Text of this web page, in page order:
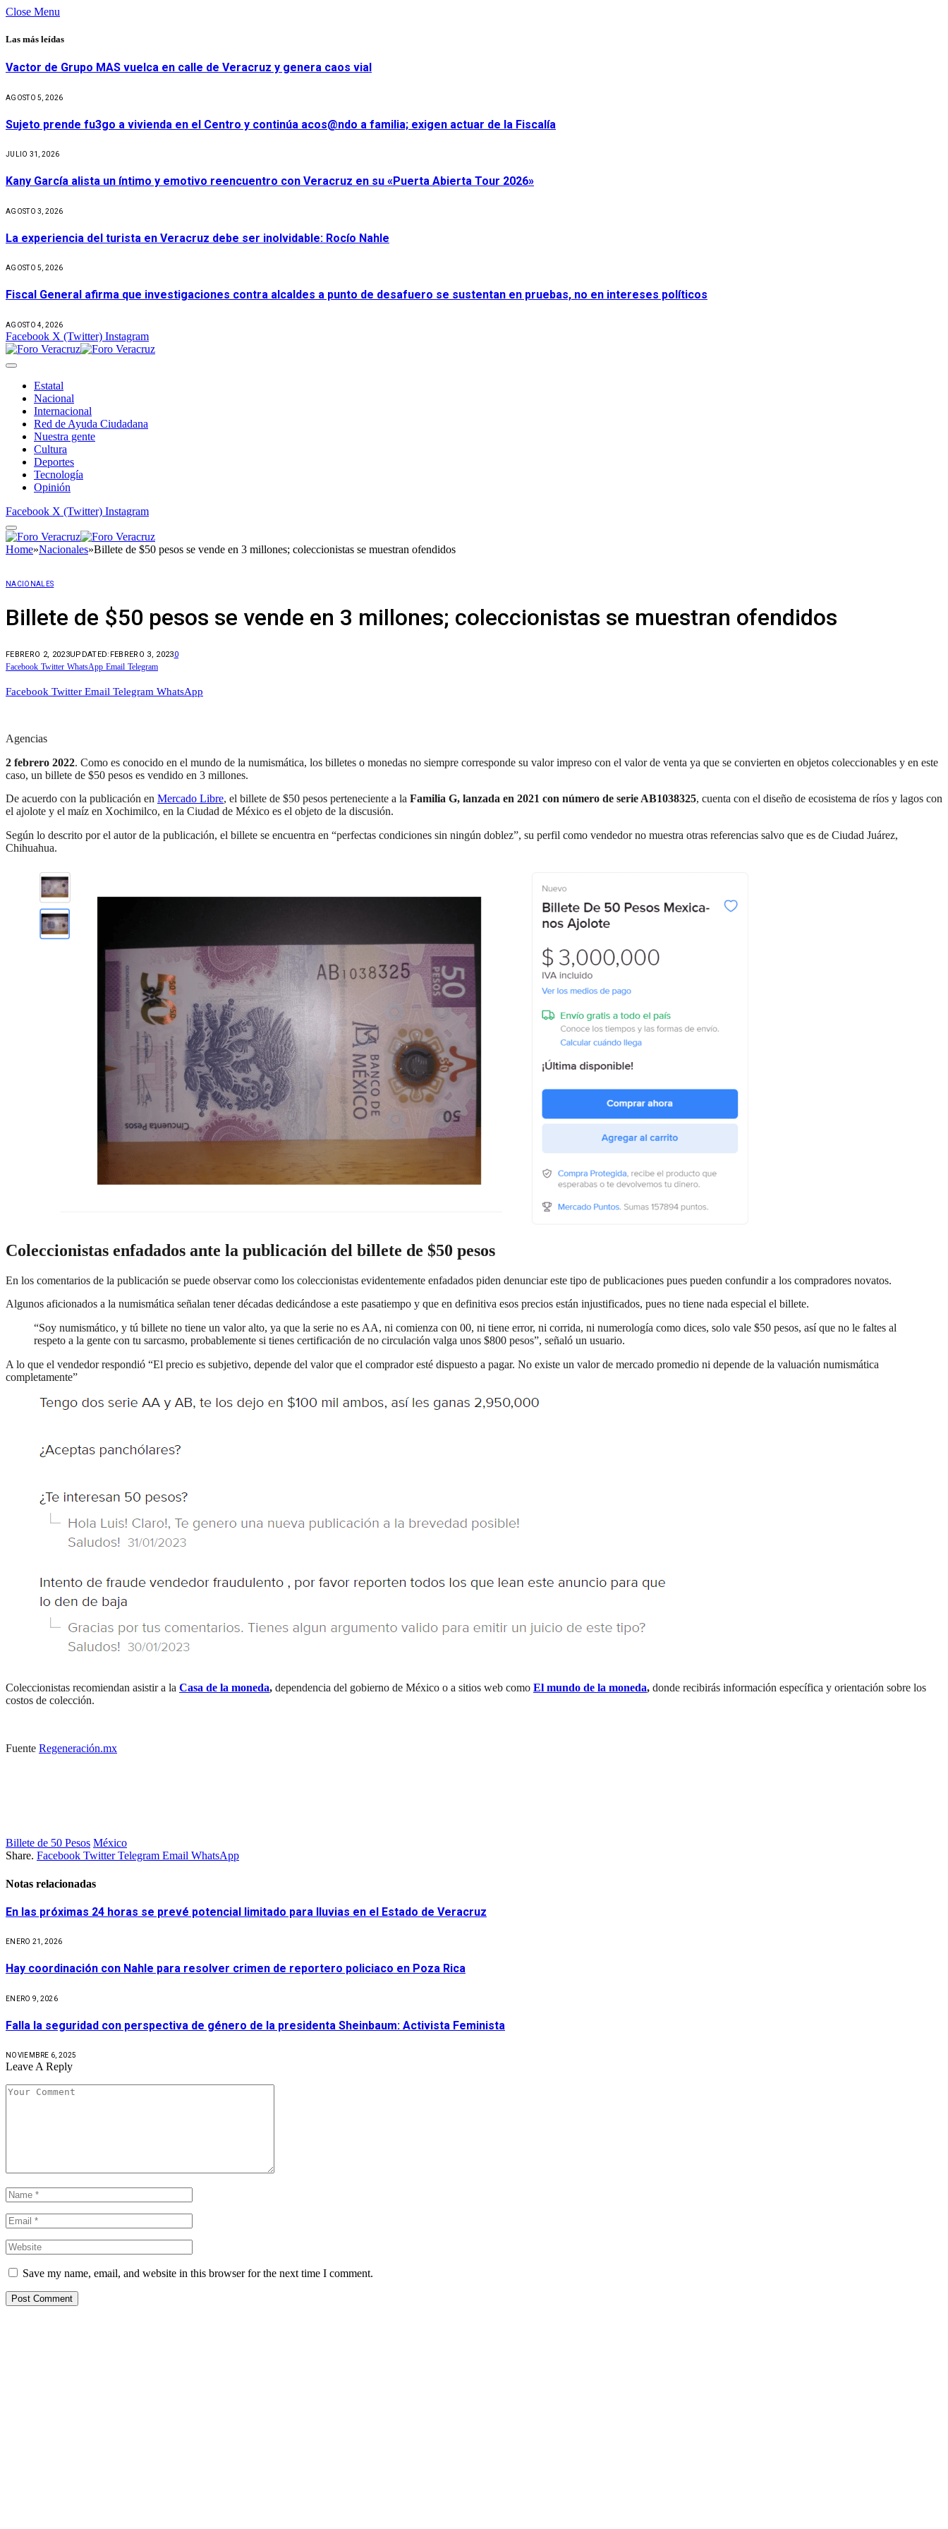
Close Menu
Las más leídas
Vactor de Grupo MAS vuelca en calle de Veracruz y genera caos vial
AGOSTO 5, 2026
Sujeto prende fu3go a vivienda en el Centro y continúa acos@ndo a familia; exigen actuar de la Fiscalía
JULIO 31, 2026
Kany García alista un íntimo y emotivo reencuentro con Veracruz en su «Puerta Abierta Tour 2026»
AGOSTO 3, 2026
La experiencia del turista en Veracruz debe ser inolvidable: Rocío Nahle
AGOSTO 5, 2026
Fiscal General afirma que investigaciones contra alcaldes a punto de desafuero se sustentan en pruebas, no en intereses políticos
AGOSTO 4, 2026
Facebook X (Twitter) Instagram
Estatal
Nacional
Internacional
Red de Ayuda Ciudadana
Nuestra gente
Cultura
Deportes
Tecnología
Opinión
Facebook X (Twitter) Instagram
Home»Nacionales»Billete de $50 pesos se vende en 3 millones; coleccionistas se muestran ofendidos
NACIONALES
Billete de $50 pesos se vende en 3 millones; coleccionistas se muestran ofendidos
FEBRERO 2, 2023UPDATED: FEBRERO 3, 20230
Facebook Twitter WhatsApp Email Telegram
Facebook Twitter Email Telegram WhatsApp
Agencias
2 febrero 2022. Como es conocido en el mundo de la numismática, los billetes o monedas no siempre corresponde su valor impreso con el valor de venta ya que se convierten en objetos coleccionables y en este
caso, un billete de $50 pesos es vendido en 3 millones.
De acuerdo con la publicación en Mercado Libre, el billete de $50 pesos perteneciente a la Familia G, lanzada en 2021 con número de serie AB1038325, cuenta con el diseño de ecosistema de ríos y lagos con
el ajolote y el maíz en Xochimilco, en la Ciudad de México es el objeto de la discusión.
Según lo descrito por el autor de la publicación, el billete se encuentra en “perfectas condiciones sin ningún doblez”, su perfil como vendedor no muestra otras referencias salvo que es de Ciudad Juárez,
Chihuahua.
Coleccionistas enfadados ante la publicación del billete de $50 pesos
En los comentarios de la publicación se puede observar como los coleccionistas evidentemente enfadados piden denunciar este tipo de publicaciones pues pueden confundir a los compradores novatos.
Algunos aficionados a la numismática señalan tener décadas dedicándose a este pasatiempo y que en definitiva esos precios están injustificados, pues no tiene nada especial el billete.
“Soy numismático, y tú billete no tiene un valor alto, ya que la serie no es AA, ni comienza con 00, ni tiene error, ni corrida, ni numerología como dices, solo vale $50 pesos, así que no le faltes al
respeto a la gente con tu sarcasmo, probablemente si tienes certificación de no circulación valga unos $800 pesos”, señaló un usuario.
A lo que el vendedor respondió “El precio es subjetivo, depende del valor que el comprador esté dispuesto a pagar. No existe un valor de mercado promedio ni depende de la valuación numismática
completamente”
Coleccionistas recomiendan asistir a la Casa de la moneda, dependencia del gobierno de México o a sitios web como El mundo de la moneda, donde recibirás información específica y orientación sobre los
costos de colección.
Fuente Regeneración.mx
Billete de 50 Pesos México
Share. Facebook Twitter Telegram Email WhatsApp
Notas relacionadas
En las próximas 24 horas se prevé potencial limitado para lluvias en el Estado de Veracruz
ENERO 21, 2026
Hay coordinación con Nahle para resolver crimen de reportero policiaco en Poza Rica
ENERO 9, 2026
Falla la seguridad con perspectiva de género de la presidenta Sheinbaum: Activista Feminista
NOVIEMBRE 6, 2025
Leave A Reply
Save my name, email, and website in this browser for the next time I comment.